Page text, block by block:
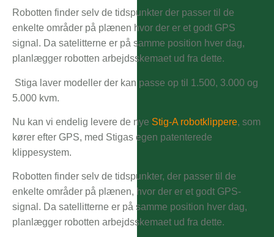
Robotten finder selv de tidspunkter der passer til de
enkelte områder på plænen hvor der er et godt GPS
signal. Da satelitterne er på samme position hver dag,
planlægger robotten arbejdsskemaet ud fra dette.
Stiga laver modeller der kan passe op til 1.500, 3.000 og
5.000 kvm.
Nu kan vi endelig levere de nye Stig-A robotklippere, som
kører efter GPS, med Stigas egen patenterede
klippesystem.
Robotten finder selv de tidspunkter, der passer til de
enkelte områder på plænen, hvor der er et godt GPS-
signal. Da satellitterne er på samme position hver dag,
planlægger robotten arbejdsskemaet ud fra dette.